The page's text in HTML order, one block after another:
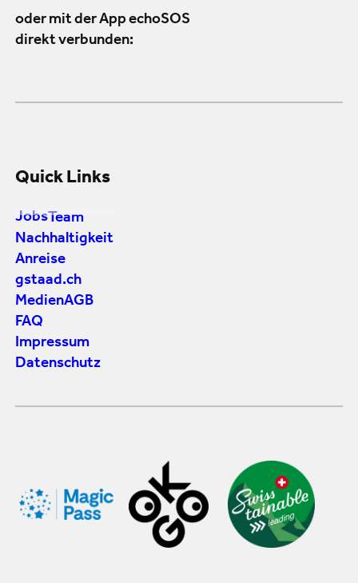
oder mit der App echoSOS
direkt verbunden:
Quick Links
Jobs Team
Nachhaltigkeit
Anreise
gstaad.ch
MedienAGB
FAQ
Impressum
Datenschutz